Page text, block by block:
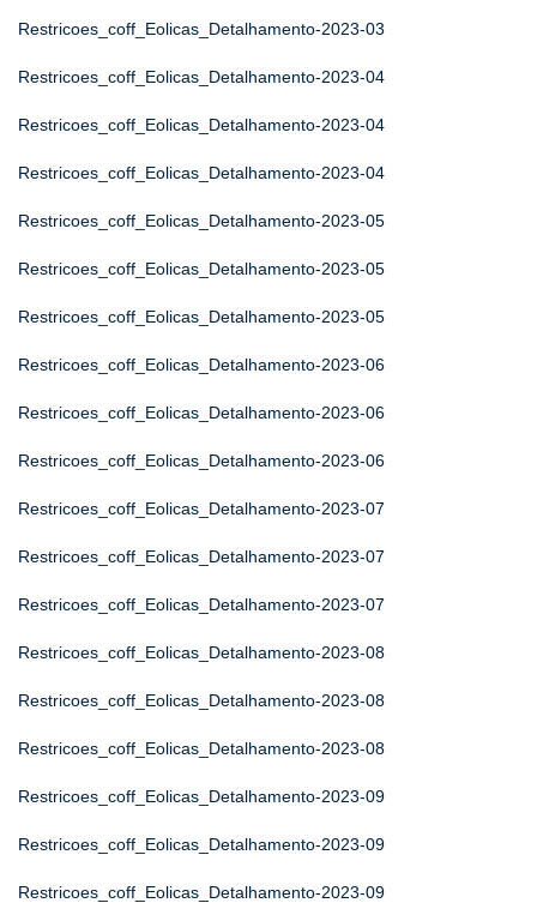
Restricoes_coff_Eolicas_Detalhamento-2023-03
Restricoes_coff_Eolicas_Detalhamento-2023-04
Restricoes_coff_Eolicas_Detalhamento-2023-04
Restricoes_coff_Eolicas_Detalhamento-2023-04
Restricoes_coff_Eolicas_Detalhamento-2023-05
Restricoes_coff_Eolicas_Detalhamento-2023-05
Restricoes_coff_Eolicas_Detalhamento-2023-05
Restricoes_coff_Eolicas_Detalhamento-2023-06
Restricoes_coff_Eolicas_Detalhamento-2023-06
Restricoes_coff_Eolicas_Detalhamento-2023-06
Restricoes_coff_Eolicas_Detalhamento-2023-07
Restricoes_coff_Eolicas_Detalhamento-2023-07
Restricoes_coff_Eolicas_Detalhamento-2023-07
Restricoes_coff_Eolicas_Detalhamento-2023-08
Restricoes_coff_Eolicas_Detalhamento-2023-08
Restricoes_coff_Eolicas_Detalhamento-2023-08
Restricoes_coff_Eolicas_Detalhamento-2023-09
Restricoes_coff_Eolicas_Detalhamento-2023-09
Restricoes_coff_Eolicas_Detalhamento-2023-09